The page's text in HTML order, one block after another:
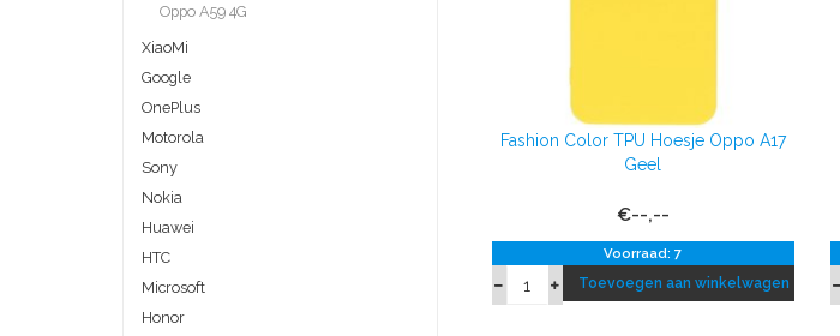
Oppo A59 4G
XiaoMi
Google
OnePlus
Motorola
Sony
Nokia
Huawei
HTC
Microsoft
Honor
Fashion Color TPU Hoesje Oppo A17
Geel
€--,--
Voorraad: 7
Toevoegen aan winkelwagen